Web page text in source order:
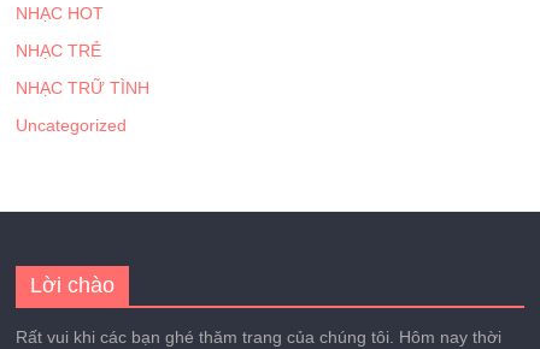
NHẠC HOT
NHẠC TRẺ
NHẠC TRỮ TÌNH
Uncategorized
Lời chào
Rất vui khi các bạn ghé thăm trang của chúng tôi. Hôm nay thời